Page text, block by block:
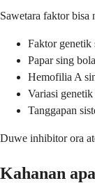
Sawetara faktor bisa
Faktor genetik
Papar sing
Hemofilia A
Variasi
Tanggapan
Duwe inhibitor ora
Kahanan